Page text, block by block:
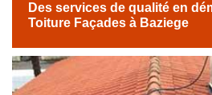
Des services de qualité en
Toiture Façades à Baziege